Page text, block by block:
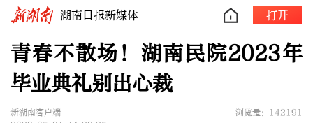
湖南日报新媒体 打开
青春不散场！湖南民院2023年
毕业典礼别出心裁
新湖南客户端
浏览量：142191